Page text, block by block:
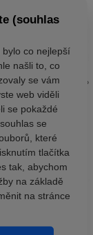
(souhlas
co nejlepší
našli to, co
se vám
web viděli
se pokaždé
se
které
tlačítka
tak, abychom
na základě
na stránce